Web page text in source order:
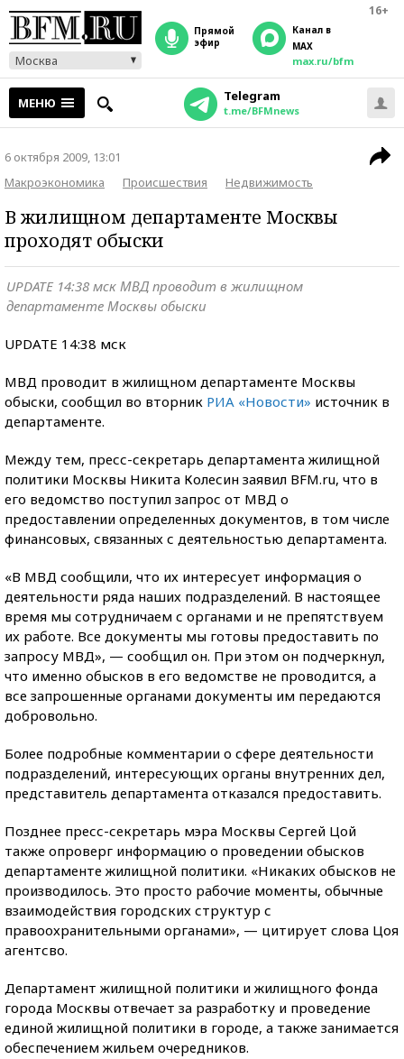
16+
Москва
прямой
эфир
Канал в
MAX
max.ru/bfm
МЕНЮ Telegram
t.me/BFMnews
6 октября 2009, 13:01
Макроэкономика
Происшествия Недвижимость
В жилищном департаменте Москвы
проходят обыски
UPDATE 14:38 мск МВД проводит в жилищном
департаменте Москвы обыски
UPDATE 14:38 мск
МВД проводит в жилищном департаменте Москвы
обыски, сообщил во вторник РИА «Новости» источник в
департаменте.
Между тем, пресс-секретарь департамента жилищной
политики Москвы Никита Колесин заявил BFM.ru, что в
его ведомство поступил запрос от МВД о
предоставлении определенных документов, в том числе
финансовых, связанных с деятельностью департамента.
«В МВД сообщили, что их интересует информация о
деятельности ряда наших подразделений. В настоящее
время мы сотрудничаем с органами и не препятствуем
их работе. Все документы мы готовы предоставить по
запросу МВД», — сообщил он. При этом он подчеркнул,
что именно обысков в его ведомстве не проводится, а
все запрошенные органами документы им передаются
добровольно.
Более подробные комментарии о сфере деятельности
подразделений, интересующих органы внутренних дел,
представитель департамента отказался предоставить.
Позднее пресс-секретарь мэра Москвы Сергей Цой
также опроверг информацию о проведении обысков
департаменте жилищной политики. «Никаких обысков не
производилось. Это просто рабочие моменты, обычные
взаимодействия городских структур с
правоохранительными органами», — цитирует слова Цоя
агентсво.
Департамент жилищной политики и жилищного фонда
города Москвы отвечает за разработку и проведение
единой жилищной политики в городе, а также занимается
обеспечением жильем очередников.